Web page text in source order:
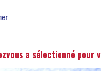
a sélectionné pour